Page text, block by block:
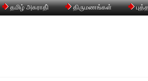
தமிழ் அகராதி் திருமணங்கள்